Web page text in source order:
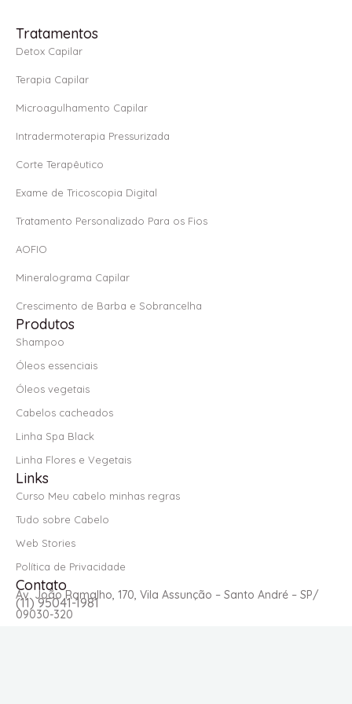
o
-
Tratamentos
Detox Capilar
Terapia Capilar
Microagulhamento Capilar
Intradermoterapia Pressurizada
Corte Terapêutico
Exame de Tricoscopia Digital
Tratamento Personalizado Para os Fios
AOFIO
Mineralograma Capilar
Crescimento de Barba e Sobrancelha
Produtos
Shampoo
Óleos essenciais
Óleos vegetais
Cabelos cacheados
Linha Spa Black
Linha Flores e Vegetais
Links
Curso Meu cabelo minhas regras
Tudo sobre Cabelo
Web Stories
Política de Privacidade
Contato
(11) 95041-1981
Av. João Ramalho, 170, Vila Assunção – Santo André – SP/
09030-320